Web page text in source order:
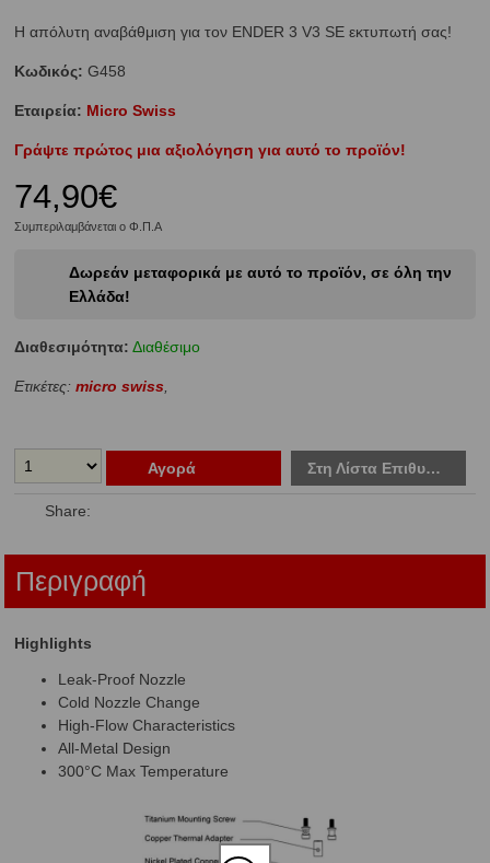
Η απόλυτη αναβάθμιση για τον ENDER 3 V3 SE εκτυπωτή σας!
Κωδικός: G458
Εταιρεία: Micro Swiss
Γράψτε πρώτος μια αξιολόγηση για αυτό το προϊόν!
74,90€
Συμπεριλαμβάνεται ο Φ.Π.Α
Δωρεάν μεταφορικά με αυτό το προϊόν, σε όλη την
Ελλάδα!
Διαθεσιμότητα: Διαθέσιμο
Ετικέτες:micro swiss,
Αγορά Στη Λίστα Επιθυμιών
Share:
Περιγραφή
Highlights
Leak-Proof Nozzle
Cold Nozzle Change
High-Flow Characteristics
All-Metal Design
300°C Max Temperature